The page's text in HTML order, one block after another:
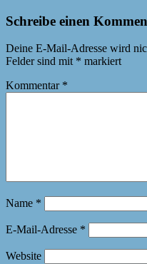
Schreibe einen
Deine E-Mail-Adresse wird
Felder sind mit * markiert
Kommentar *
Name *
E-Mail-Adresse *
Website